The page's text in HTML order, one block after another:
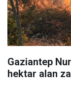
Gaziantep
hektar alan